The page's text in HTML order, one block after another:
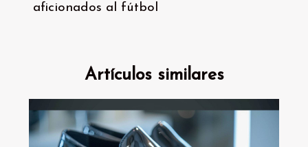
aficionados al fútbol
Artículos similares